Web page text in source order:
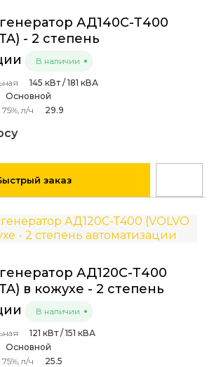
АД140С-Т400
- 2 степень
В наличии
145 кВт / 181 кВА
Основной
л/ч
29.9
заказ
АД120С-Т400
в кожухе - 2 степень
В наличии
121 кВт / 151 кВА
Основной
л/ч
25.5